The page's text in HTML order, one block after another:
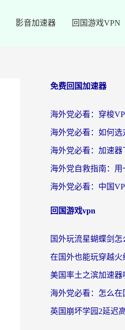
影音加速器 回国游戏VPN
免费回国加速器
回国游戏vpn